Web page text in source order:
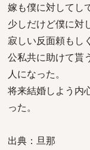
嫁も僕に対してし
少しだけど僕に対
寂しい反面頼もし
公私共に助けて貰
人になった。
将来結婚しよう内
った。
出典：旦那